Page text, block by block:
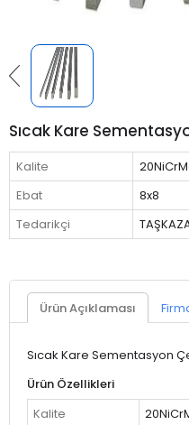
Sıcak Kare
Kalite
Ebat
8x8
Tedarikçi
Ürün Açıklaması
Sıcak Kare Sementasyon
Ürün Özellikleri
Kalite